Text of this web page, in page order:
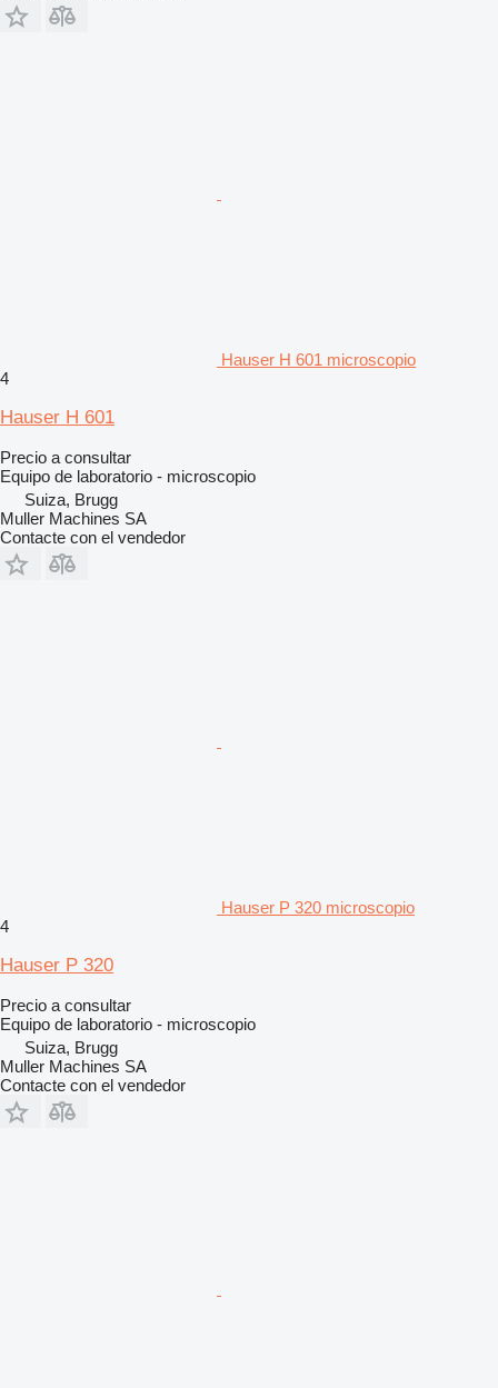
Hauser H 601 microscopio
4
Hauser H 601
Precio a consultar
Equipo de laboratorio - microscopio
Suiza, Brugg
Muller Machines SA
Contacte con el vendedor
Hauser P 320 microscopio
4
Hauser P 320
Precio a consultar
Equipo de laboratorio - microscopio
Suiza, Brugg
Muller Machines SA
Contacte con el vendedor